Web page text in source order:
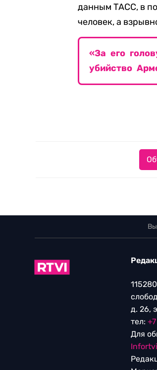
данным ТАСС, в
человек, а
«За его
убийство
д. 26,
тел:
Для